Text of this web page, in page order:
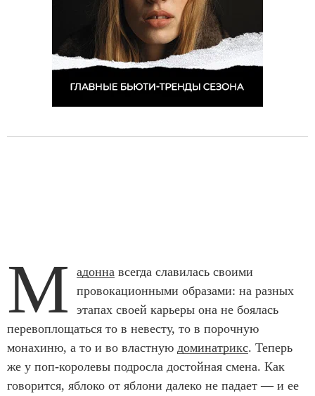
М адонна всегда славилась своими
провокационными образами: на разных
этапах своей карьеры она не боялась
перевоплощаться то в невесту, то в порочную
монахиню, а то и во властную доминатрикс. Теперь
же у поп-королевы подросла достойная смена. Как
говорится, яблоко от яблони далеко не падает — и ее